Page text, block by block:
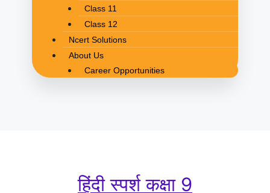
Class 11
Class 12
Ncert Solutions
About Us
Career Opportunities
हिंदी स्पर्श कक्षा 9